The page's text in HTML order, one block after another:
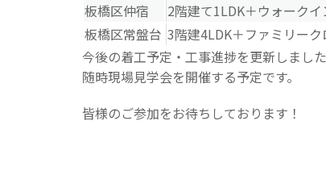
板橋区仲宿
2階建て1LDK＋ウォーク
板橋区常盤台 3階建4LDK＋ファミリー
今後の着工予定・工事進捗を更新しました
随時現場見学会を開催する予定です。
皆様のご参加をお待ちしております！